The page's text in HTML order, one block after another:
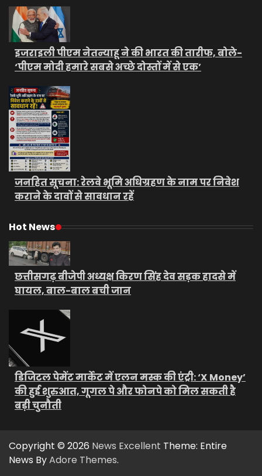
इजराइली पीएम नेतन्याहू ने की भारत की तारीफ, बोले-
‘पीएम मोदी हमारे सबसे अच्छे दोस्तों में से एक’
जनहित सूचना: रेलवे भूमि अधिग्रहण के नाम पर निवेश
कराने के दावों से सावधान रहें
Hot News
छत्तीसगढ़ बीजेपी अध्यक्ष किरण सिंह देव सड़क हादसे में
घायल, बाल-बाल बची जान
डिजिटल पेमेंट मार्केट में एलन मस्क की एंट्री: ‘X Money’
की हुई शुरुआत, गूगल पे और फोनपे को मिल सकती है
बड़ी चुनौती
Copyright © 2026 News Excellent Theme: Entire
News ByAdore Themes.